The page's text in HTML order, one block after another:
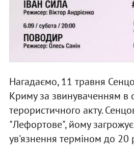
Нагадаємо, 11 травня
Криму за звинуваченням в
терористичного акту.
"Лефортове", йому
ув'язнення терміном до 20